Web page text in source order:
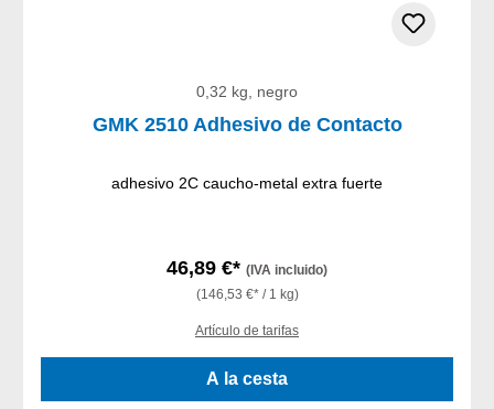
0,32 kg, negro
GMK 2510 Adhesivo de Contacto
adhesivo 2C caucho-metal extra fuerte
46,89 €* (IVA incluido)
(146,53 €* / 1 kg)
Artículo de tarifas
A la cesta